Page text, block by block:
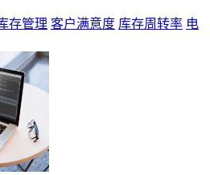
存管理 客户满意度 库存周转率 电